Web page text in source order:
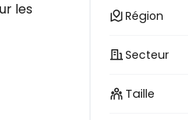
les
Région
Secteur
Taille